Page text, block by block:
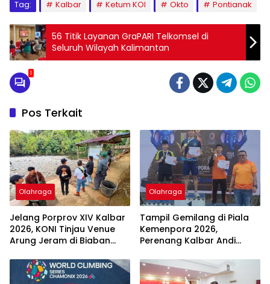
Tag: Kalbar Ketum KOI Okto Pontianak
56 Titik Layanan GraPARI Telkomsel di
Seluruh Wilayah Kalimantan
1
Pos Terkait
Olahraga
Jelang Porprov XIV Kalbar
2026, KONI Tinjau Venue
Arung Jeram di Biaban
Olahraga
Tampil Gemilang di Piala
Kemenpora 2026,
Perenang Kalbar Andi
Medali dan Raih Gelar
Perenang Terbaik